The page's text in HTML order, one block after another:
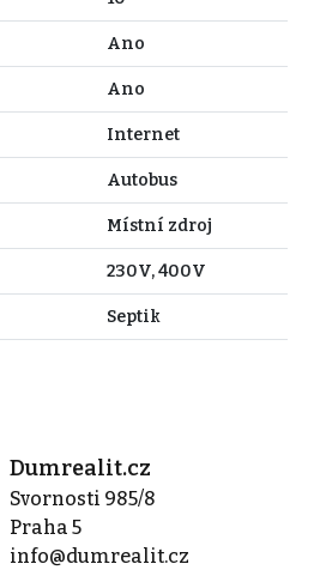
Ano
Ano
Internet
Autobus
Místní zdroj
230V, 400V
Septik
Dumrealit.cz
Svornosti 985/8
Praha 5
info@dumrealit.cz